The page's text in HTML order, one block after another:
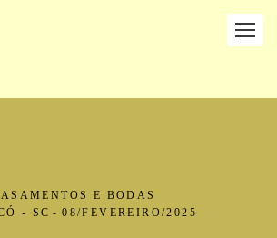
E BODAS
- SC
08/FEVEREIRO/2025